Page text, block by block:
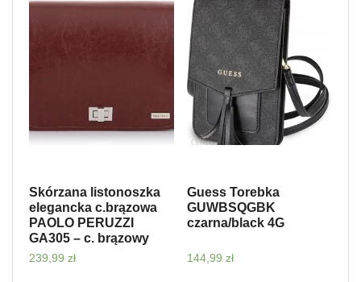
Skórzana listonoszka
elegancka c.brązowa
PAOLO PERUZZI
GA305 – c. brązowy
239,99 zł
Guess Torebka
GUWBSQGBK
czarna/black 4G
144,99 zł